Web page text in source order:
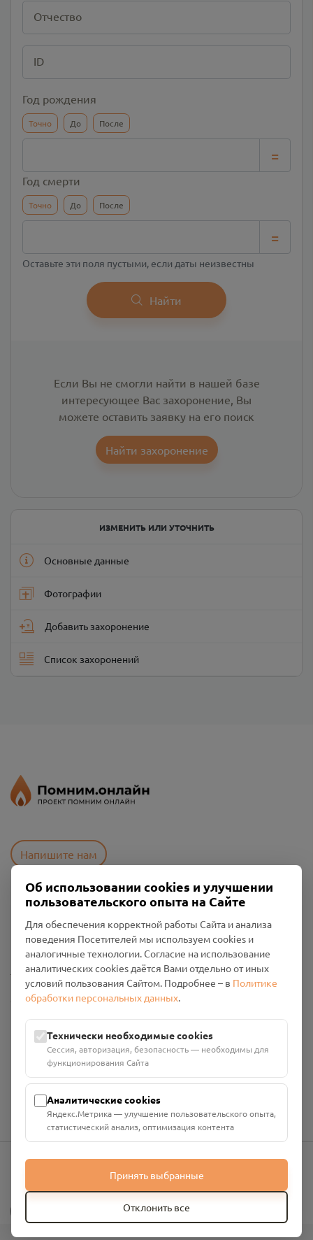
Отчество
ID
Год рождения
Точно До После
=
Год смерти
Точно До После
=
Оставьте эти поля пустыми, если даты неизвестны
Найти
Если Вы не смогли найти в нашей базе
интересующее Вас захоронение, Вы
можете оставить заявку на его поиск
Найти захоронение
ИЗМЕНИТЬ ИЛИ УТОЧНИТЬ
Основные данные
Фотографии
Добавить захоронение
Список захоронений
Напишите нам
Пользовательское соглашение
Политика конфиденциальности
Промо-материалы
Настройки cookies
Общество с ограниченной ответственностью «Смоленский
ИНН: 6700029207 ОГРН: 1256700001986
Юридический адрес: 216790, Смоленская область, р-н
Руднянский, г. Рудня, улица Западная, д. 26А, пом. 18
Номер счёта: 40702810901130004287 в АО "АЛЬФА-БАНК"
Кор. счёт: 30101810200000000593
info@pomnim.online
Об использовании cookies и улучшении
пользовательского опыта на Сайте
Для обеспечения корректной работы Сайта и анализа
поведения Посетителей мы используем cookies и
аналогичные технологии. Согласие на использование
аналитических cookies даётся Вами отдельно от иных
условий пользования Сайтом. Подробнее – в Политике
обработки персональных данных.
Технически необходимые cookies
Сессия, авторизация, безопасность — необходимы для
функционирования Сайта
Аналитические cookies
Яндекс.Метрика — улучшение пользовательского опыта,
статистический анализ, оптимизация контента
Принять выбранные
Отклонить все